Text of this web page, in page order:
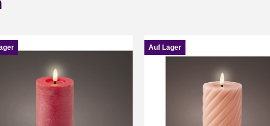
Auf Lager